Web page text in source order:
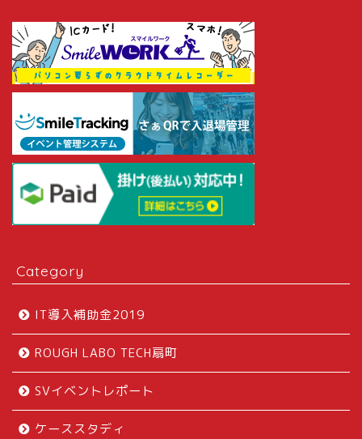
Category
IT導入補助金2019
ROUGH LABO TECH扇町
SVイベントレポート
ケーススタディ